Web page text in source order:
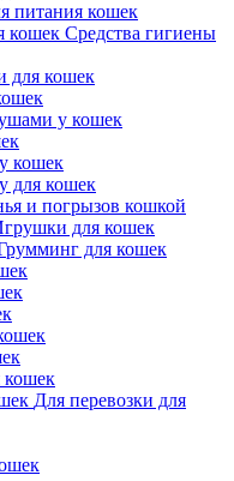
питания кошек
Средства гигиены
для кошек
у кошек
кошек
для кошек
и погрызов кошкой
для кошек
для кошек
Для перевозки для